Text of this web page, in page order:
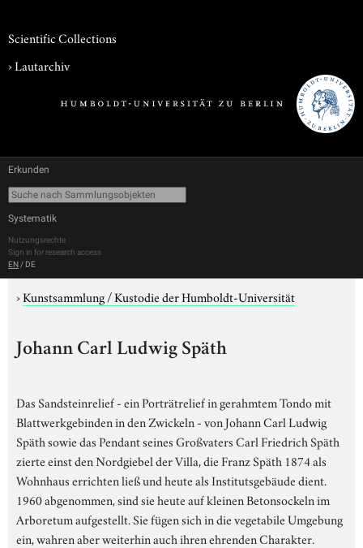
Scientific Collections
›Lautarchiv
Erkunden
Systematik
Nutzungsrechte
Sign in for research access
EN / DE
›Kunstsammlung / Kustodie der Humboldt-Universität
Johann Carl Ludwig Späth
Das Sandsteinrelief - ein Porträtrelief in gerahmtem Tondo mit
Blattwerkgebinden in den Zwickeln - von Johann Carl Ludwig
Späth sowie das Pendant seines Großvaters Carl Friedrich Späth
zierte einst den Nordgiebel der Villa, die Franz Späth 1874 als
Wohnhaus errichten ließ und heute als Institutsgebäude dient.
1960 abgenommen, sind sie heute auf kleinen Betonsockeln im
Arboretum aufgestellt. Sie fügen sich in die vegetabile Umgebung
ein, wahren aber weiterhin auch ihren ehrenden Charakter.